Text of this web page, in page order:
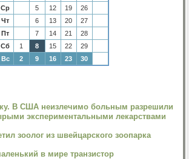
Ср
5 12 19
26
Чт
6 13 20
27
Пт
7 14 21
28
Сб
1 8 15 22
29
Вс
2 9 16 23 30
В США неизлечимо больным разрешили
экспериментальными лекарствами
зоолог из швейцарского зоопарка
в мире транзистор